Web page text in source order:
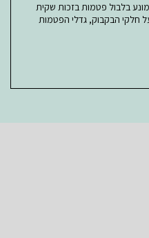
בלבול פטמות בזכות שקית
על חלקי הבקבוק, גדלי הפטמות